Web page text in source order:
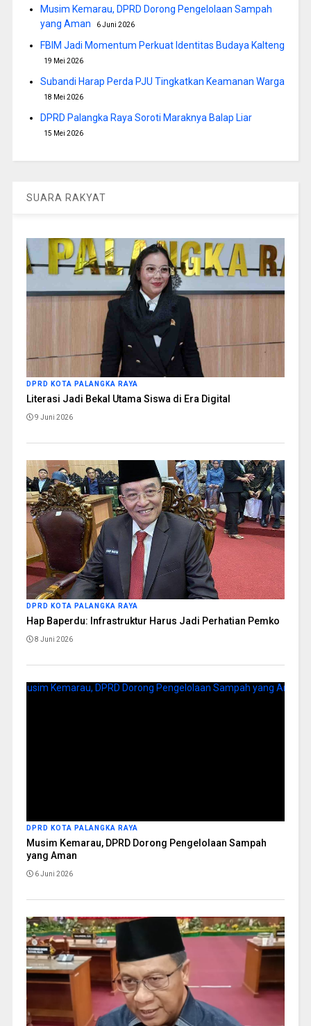
Musim Kemarau, DPRD Dorong Pengelolaan Sampah
yang Aman
6 Juni 2026
FBIM Jadi Momentum Perkuat Identitas Budaya Kalteng
19 Mei 2026
Subandi Harap Perda PJU Tingkatkan Keamanan Warga
18 Mei 2026
DPRD Palangka Raya Soroti Maraknya Balap Liar
15 Mei 2026
SUARA RAKYAT
DPRD KOTA PALANGKA RAYA
Literasi Jadi Bekal Utama Siswa di Era Digital
9 Juni 2026
DPRD KOTA PALANGKA RAYA
Hap Baperdu: Infrastruktur Harus Jadi Perhatian Pemko
8 Juni 2026
DPRD KOTA PALANGKA RAYA
Musim Kemarau, DPRD Dorong Pengelolaan Sampah
yang Aman
6 Juni 2026